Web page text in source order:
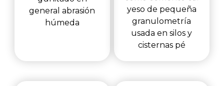
general abrasión
húmeda
yeso de pequeña
granulometría
usada en silos y
cisternas pé